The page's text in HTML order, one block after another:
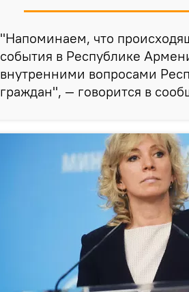
"Напоминаем, что
события в Республике
внутренними вопросами
граждан", — говорится в